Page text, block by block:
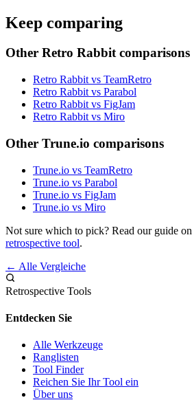
Keep comparing
Other Retro Rabbit comparisons
Retro Rabbit vs TeamRetro
Retro Rabbit vs Parabol
Retro Rabbit vs FigJam
Retro Rabbit vs Miro
Other Trune.io comparisons
Trune.io vs TeamRetro
Trune.io vs Parabol
Trune.io vs FigJam
Trune.io vs Miro
Not sure which to pick? Read our guide on
retrospective tool.
← Alle Vergleiche
Retrospective Tools
Entdecken Sie
Alle Werkzeuge
Ranglisten
Tool Finder
Reichen Sie Ihr Tool ein
Über uns